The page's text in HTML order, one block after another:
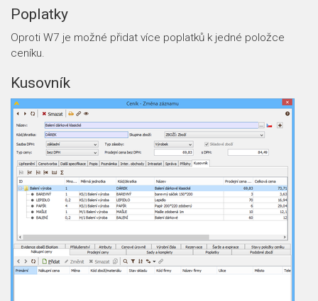
Poplatky
Oproti W7 je možné přidat více poplatků k jedné položce
ceníku.
Kusovník